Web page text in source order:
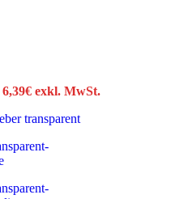
6,39€ exkl. MwSt.